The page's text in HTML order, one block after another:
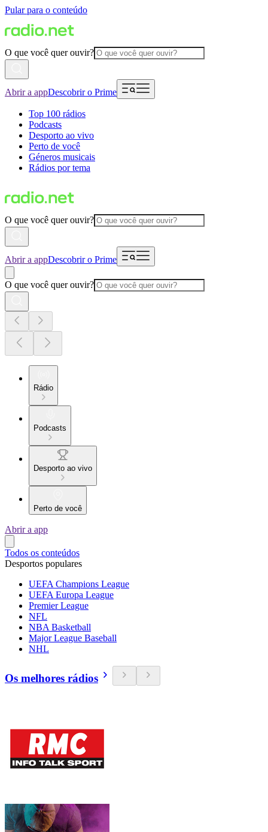
Pular para o conteúdo
O que você quer ouvir?
Abrir a appDescobrir o Prime
Top 100 rádios
Podcasts
Desporto ao vivo
Perto de você
Géneros musicais
Rádios por tema
O que você quer ouvir?
Abrir a appDescobrir o Prime
O que você quer ouvir?
Rádio
Podcasts
Desporto ao vivo
Perto de você
Abrir a app
Todos os conteúdos
Desportos populares
UEFA Champions League
UEFA Europa League
Premier League
NFL
NBA Basketball
Major League Baseball
NHL
Os melhores rádios